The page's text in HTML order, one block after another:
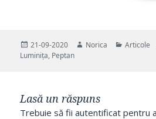
Publicat
pe
21-09-2020 Autor
Norica Categorii
Articole
Luminița, Peptan
Lasă un răspuns
Trebuie să fiiautentificat pentru